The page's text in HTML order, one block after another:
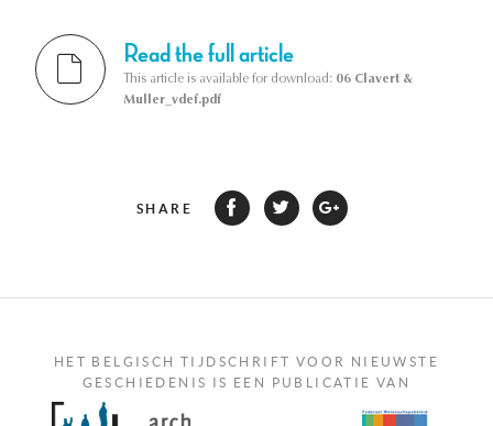
Read the full article
This article is available for download: 06 Clavert &
Muller_vdef.pdf
SHARE
HET BELGISCH TIJDSCHRIFT VOOR NIEUWSTE
GESCHIEDENIS IS EEN PUBLICATIE VAN